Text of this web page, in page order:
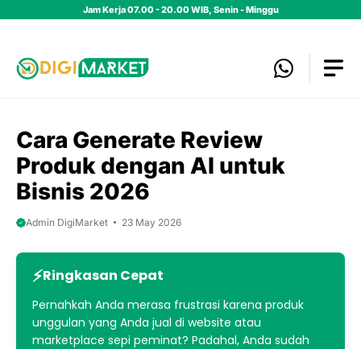
Jam Kerja 07.00 - 20.00 WIB, Senin - Minggu
Cara Generate Review
Produk dengan AI untuk
Bisnis 2026
Admin DigiMarket 23 May 2026
Ringkasan Cepat
Pernahkah Anda merasa frustrasi karena produk
unggulan yang Anda jual di website atau
marketplace sepi peminat? Padahal, Anda sudah